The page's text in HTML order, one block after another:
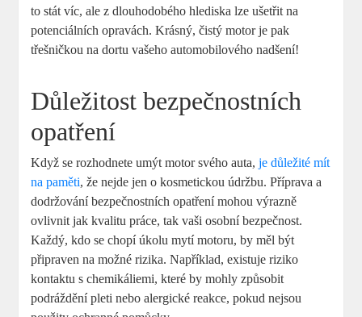
to stát víc, ale z dlouhodobého hlediska lze ušetřit na
potenciálních opravách. Krásný, čistý motor je pak
třešničkou na dortu vašeho automobilového nadšení!
Důležitost bezpečnostních
opatření
Když se rozhodnete umýt motor svého auta,je důležité mít
na paměti, že nejde jen o kosmetickou údržbu. Příprava a
dodržování bezpečnostních opatření mohou výrazně
ovlivnit jak kvalitu práce, tak vaši osobní bezpečnost.
Každý, kdo se chopí úkolu mytí motoru, by měl být
připraven na možné rizika. Například, existuje riziko
kontaktu s chemikáliemi, které by mohly způsobit
podráždění pleti nebo alergické reakce, pokud nejsou